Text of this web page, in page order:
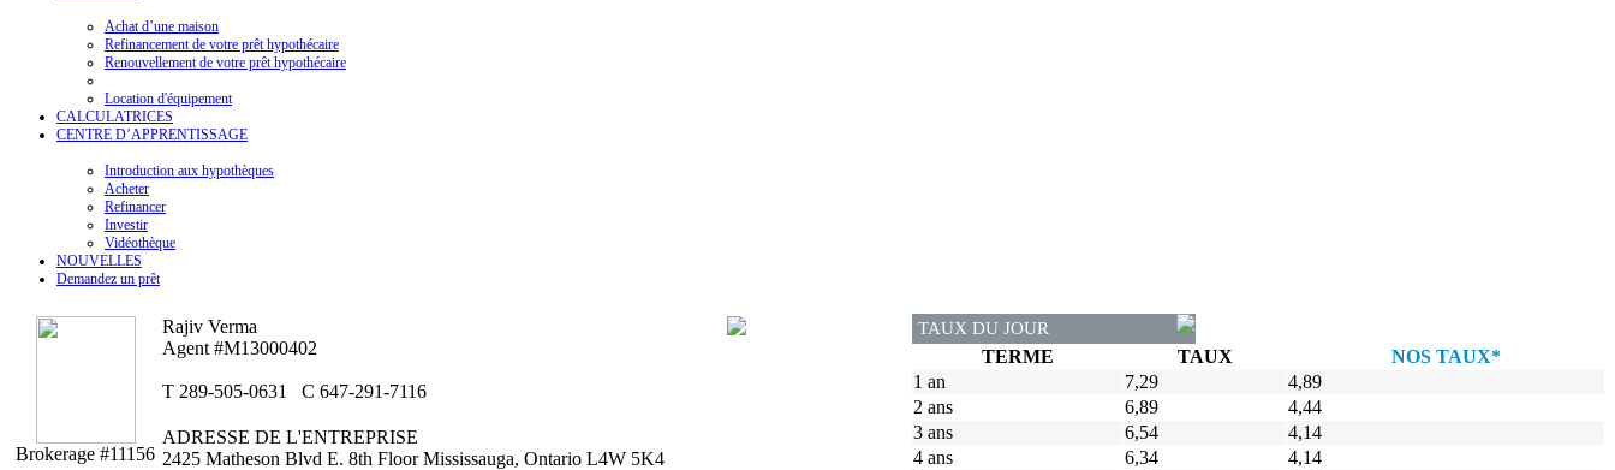
Achat d’une maison
Refinancement de votre prêt hypothécaire
Renouvellement de votre prêt hypothécaire
Location d'équipement
CALCULATRICES
CENTRE D’APPRENTISSAGE
Introduction aux hypothèques
Acheter
Refinancer
Investir
Vidéothèque
NOUVELLES
Demandez un prêt
Brokerage #11156
Rajiv Verma
Agent #M13000402
T 289-505-0631 C 647-291-7116
ADRESSE DE L'ENTREPRISE
2425 Matheson Blvd E. 8th Floor Mississauga, Ontario L4W 5K4
TAUX DU JOUR
TERME TAUX
NOS TAUX*
1 an
7,29
4,89
2 ans
6,89
4,44
3 ans
6,54
4,14
4 ans
6,34
4,14